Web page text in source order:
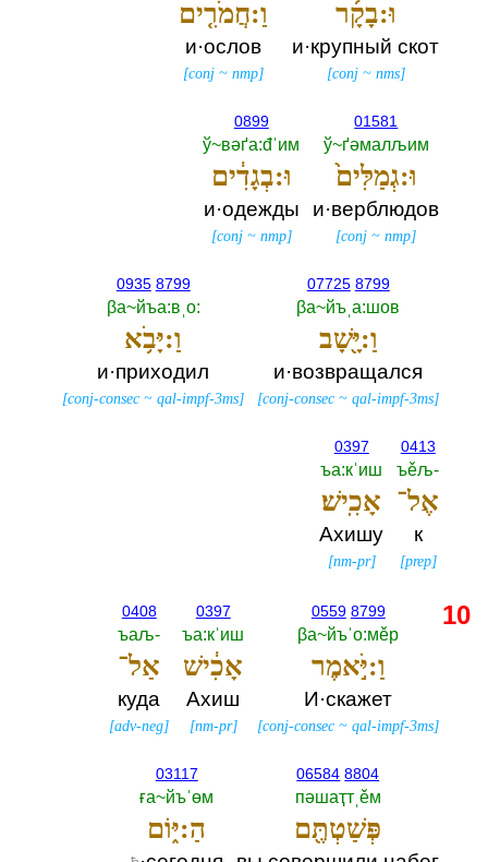
וּ:בָקָ֜ר
и·крупный скот
[conj~ nms]
וַ:חֲמֹרִ֤ים
и·ослов
[conj ~nmp]
01581
ў~ґәмалљим
וּ:גְמַלִּים֙
и·верблюдов
[conj ~nmp]
0899
ў~вәґа:đˈим
וּ:בְגָדִ֔ים
и·одежды
[conj~ nmp]
07725 8799
βа~йъˌа:шов
וַ:יָּ֖שָׁב
и·возвращался
[conj-consec ~qal-impf-3ms]
0935 8799
βа~йъа:вˌо:‎
וַ:יָּבֹ֥א
и·приходил
[conj-consec ~qal-impf-3ms]
0413
ъěљ-‎
אֶל־
к
[prep]
0397
ъа:кˈиш
אָכִֽישׁ׃
Ахишу
[nm-pr]
0559 8799
βа~йъˈо:мěр
וַ:יֹּ֣אמֶר
И·скажет
[conj-consec ~qal-impf-3ms]
0397
ъа:кˈиш
אָכִ֔ישׁ
Ахиш
[nm-pr]
0408
ъаљ-‎
אַל־
куда
[adv-neg]
06584 8804
пәшаҭтˌěм
פְּשַׁטְתֶּ֖ם
03117
ға~йъˈөм
הַ:יּ֑וֹם
10